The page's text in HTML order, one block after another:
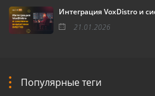
Интеграция VoxDistro и
21.01.2026
Популярные теги